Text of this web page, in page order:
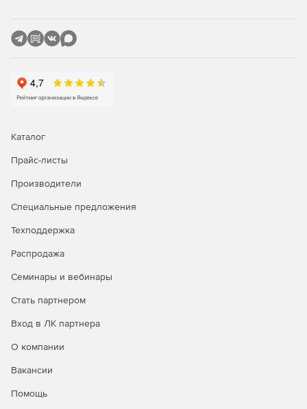
Поддержка SQL и платформы Java.
Каталог
Прайс-листы
Производители
Специальные предложения
Техподдержка
Распродажа
Семинары и вебинары
Стать партнером
Вход в ЛК партнера
О компании
Вакансии
Помощь